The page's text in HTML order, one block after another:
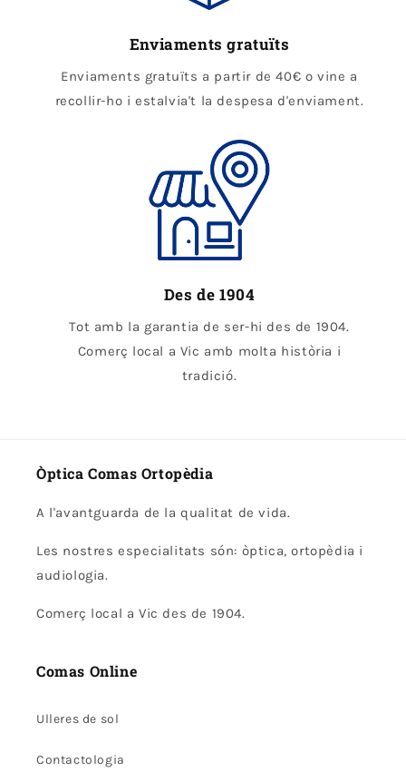
Enviaments gratuïts
Enviaments gratuïts a partir de 40€ o vine a
recollir-ho i estalvia't la despesa d'enviament.
Des de 1904
Tot amb la garantia de ser-hi des de 1904.
Comerç local a Vic amb molta història i
tradició.
Òptica Comas Ortopèdia
A l'avantguarda de la qualitat de vida.
Les nostres especialitats són: òptica, ortopèdia i
audiologia.
Comerç local a Vic des de 1904.
Comas Online
Ulleres de sol
Contactologia